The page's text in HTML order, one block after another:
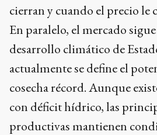
cierran y cuando el precio le
En paralelo, el mercado
desarrollo climático de
actualmente se define el
cosecha récord. Aunque
con déficit hídrico, las
productivas mantienen